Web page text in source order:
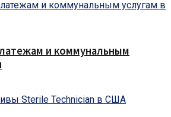
и коммунальным